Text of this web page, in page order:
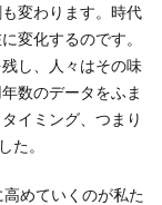
変わります。時代
変化するのです。
し、人々はその味
数のデータをふま
イミング、つまり
た。
めていくのが私た